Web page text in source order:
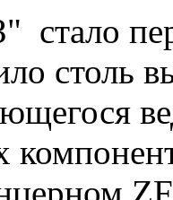
столь